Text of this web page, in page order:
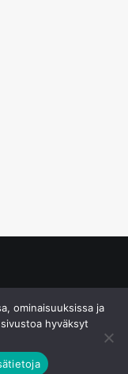
ominaisuuksissa ja
hyväksyt